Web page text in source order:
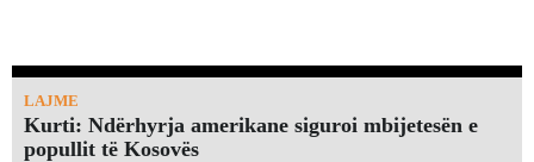
LAJME
Kurti: Ndërhyrja amerikane siguroi mbijetesën e
popullit të Kosovës